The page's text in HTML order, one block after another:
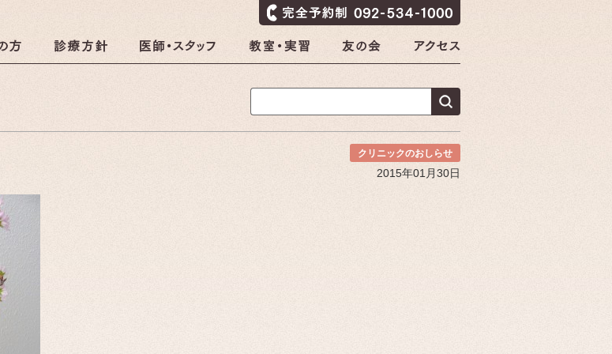
クリニックのおしらせ
2015年01月30日